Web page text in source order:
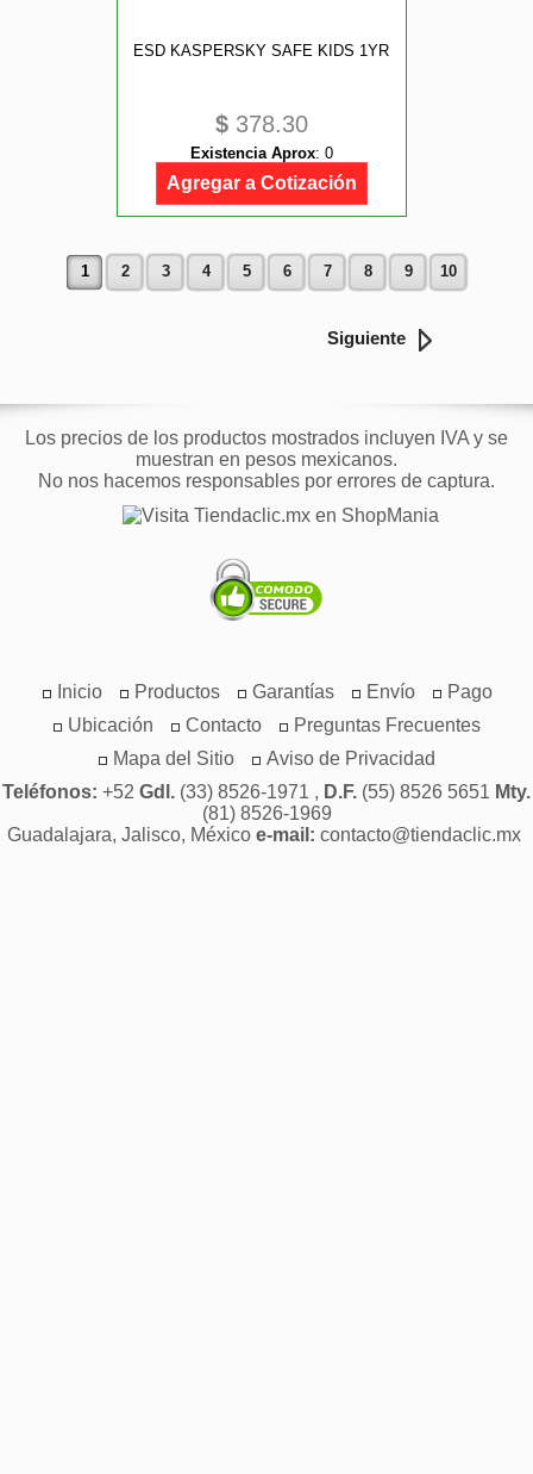
ESD KASPERSKY SAFE KIDS 1YR
$ 378.30
Existencia Aprox: 0
Agregar a Cotización
1 2 3 4 5 6 7 8 9 10
Siguiente
Los precios de los productos mostrados incluyen IVA y se
muestran en pesos mexicanos.
No nos hacemos responsables por errores de captura.
Inicio Productos Garantías Envío
Pago
Ubicación
Contacto
Preguntas Frecuentes
Mapa del Sitio
Aviso de Privacidad
Teléfonos: +52 Gdl. (33) 8526-1971 , D.F. (55) 8526 5651 Mty.
(81) 8526-1969
Guadalajara, Jalisco, México e-mail: contacto@tiendaclic.mx